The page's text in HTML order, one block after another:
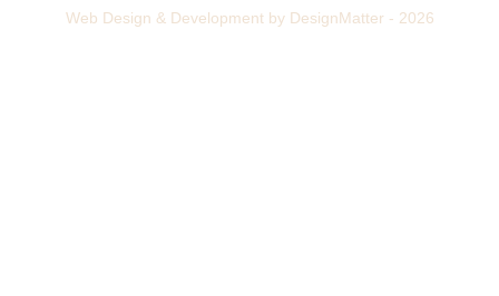
Web Design & Development by DesignMatter - 2026